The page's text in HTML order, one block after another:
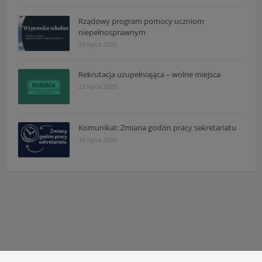
Rządowy program pomocy uczniom
niepełnosprawnym
29 lipca 2026
Rekrutacja uzupełniająca – wolne miejsca
22 lipca 2026
Komunikat: Zmiana godzin pracy sekretariatu
16 lipca 2026